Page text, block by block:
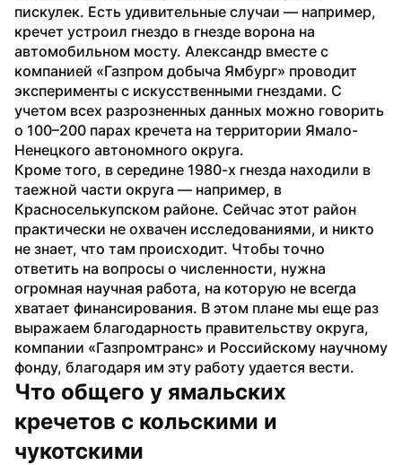
пискулек. Есть удивительные случаи — например,
кречет устроил гнездо в гнезде ворона на
автомобильном мосту. Александр вместе с
компанией «Газпром добыча Ямбург» проводит
эксперименты с искусственными гнездами. С
учетом всех разрозненных данных можно говорить
о 100–200 парах кречета на территории Ямало-
Ненецкого автономного округа.
Кроме того, в середине 1980-х гнезда находили в
таежной части округа — например, в
Красноселькупском районе. Сейчас этот район
практически не охвачен исследованиями, и никто
не знает, что там происходит. Чтобы точно
ответить на вопросы о численности, нужна
огромная научная работа, на которую не всегда
хватает финансирования. В этом плане мы еще раз
выражаем благодарность правительству округа,
компании «Газпромтранс» и Российскому научному
фонду, благодаря им эту работу удается вести.
Что общего у ямальских
кречетов с кольскими и
чукотскими